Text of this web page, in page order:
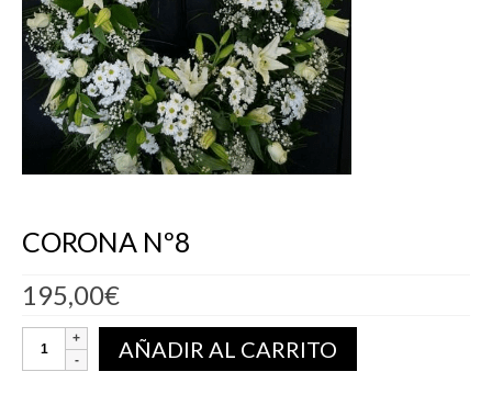
CORONA Nº8
195,00€
AÑADIR AL CARRITO